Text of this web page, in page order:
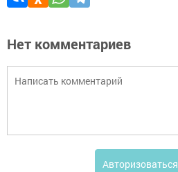
Нет комментариев
Авторизоваться